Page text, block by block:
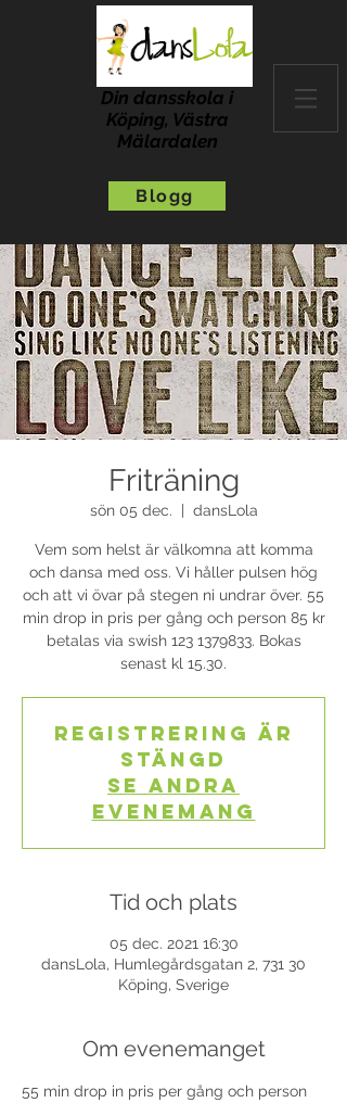
Din dansskola i
Köping, Västra
Mälardalen
Blogg
Friträning
sön 05 dec. dansLola
Vem som helst är välkomna att komma
och dansa med oss. Vi håller pulsen hög
och att vi övar på stegen ni undrar över. 55
min drop in pris per gång och person 85 kr
betalas via swish 123 1379833. Bokas
senast kl 15.30.
Registrering är
stängd
Se andra
evenemang
Tid och plats
05 dec. 2021 16:30
dansLola, Humlegårdsgatan 2, 731 30
Köping, Sverige
Om evenemanget
55 min drop in pris per gång och person